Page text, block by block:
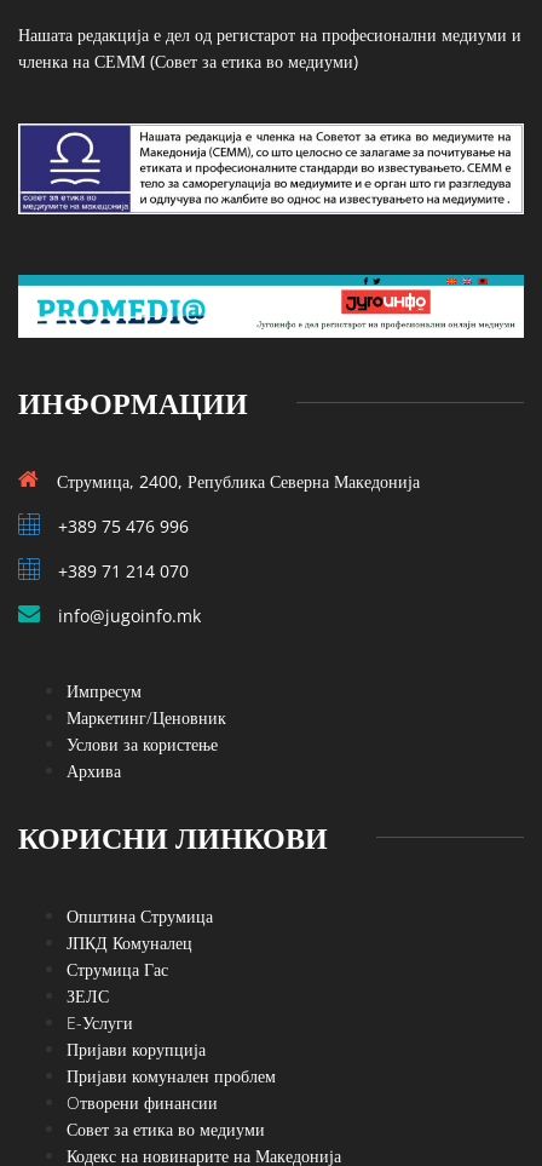
Нашата редакција е дел од регистарот на професионални медиуми и
членка на СЕММ (Совет за етика во медиуми)
ИНФОРМАЦИИ
Струмица, 2400, Република Северна Македонија
+389 75 476 996
+389 71 214 070
info@jugoinfo.mk
Импресум
Маркетинг/Ценовник
Услови за користење
Архива
КОРИСНИ ЛИНКОВИ
Општина Струмица
ЈПКД Комуналец
Струмица Гас
ЗЕЛС
E-Услуги
Пријави корупција
Пријави комунален проблем
Oтворени финансии
Совет за етика во медиуми
Кодекс на новинарите на Македонија